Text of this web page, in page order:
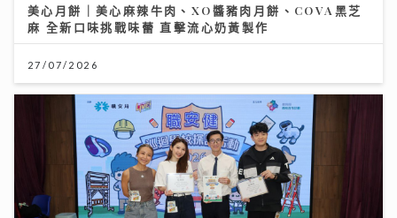
美心月餅｜美心麻辣牛肉、XO醬豬肉月餅、COVA黑芝
麻 全新口味挑戰味蕾 直擊流心奶黃製作
27/07/2026